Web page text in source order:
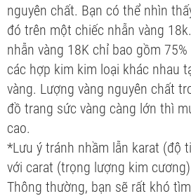
nguyên chất. Bạn có thể nhìn
đó trên một chiếc nhẫn vàng
nhẫn vàng 18K chỉ bao gồm
các hợp kim kim loại khác nhau
vàng. Lượng vàng nguyên chất
đồ trang sức vàng càng lớn thì
cao.
*Lưu ý tránh nhầm lẫn karat (độ
với carat (trọng lượng kim
Thông thường, bạn sẽ rất khó